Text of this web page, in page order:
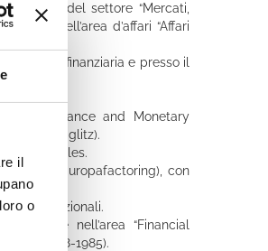
il
o
del settore “Mercati,
dell’area d’affari “Affari
finanziaria e presso il
la SDA.
Finance and Monetary
J. E. Stiglitz).
del Galles.
(Europafactoring), con
Internazionali.
nell’area “Financial
(1978-1985).